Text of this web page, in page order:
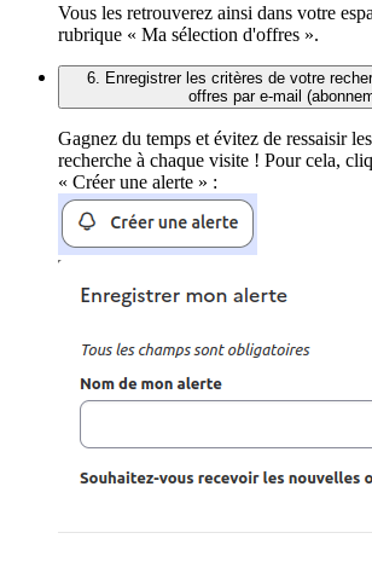
Vous les retrouverez ainsi dans votre
rubrique « Ma sélection d'offres ».
6. Enregistrer les critères de votre
offres par e-mail
Gagnez du temps et évitez de ressaisir
recherche à chaque visite ! Pour cela,
« Créer une alerte » :